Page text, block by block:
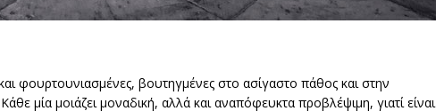
φουρτουνιασμένες, βουτηγμένες στο ασίγαστο πάθος και στην
μία μοιάζει μοναδική, αλλά και αναπόφευκτα προβλέψιμη, γιατί είναι